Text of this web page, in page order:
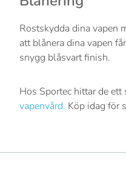
Rostskydda dina vapen
att blånera dina vapen
snygg blåsvart finish.
Hos Sportec hittar de ett
vapenvård. Köp idag för